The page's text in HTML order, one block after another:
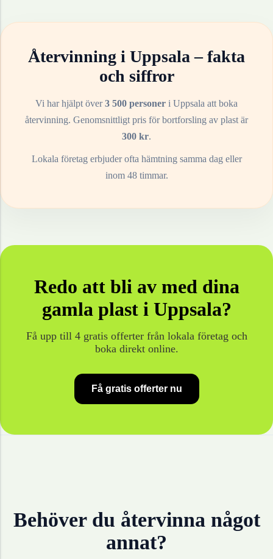
Återvinning i Uppsala– fakta
och siffror
Vi har hjälpt över3 500 personer i Uppsala att boka
återvinning. Genomsnittligt pris för bortforsling av plast är
300 kr.
Lokala företag erbjuder ofta hämtning samma dag eller
inom 48 timmar.
Redo att bli av med dina
gamla plasti Uppsala?
Få upp till 4 gratis offerter från lokala företag och
boka direkt online.
Få gratis offerter nu
Behöver du återvinna något
annat?